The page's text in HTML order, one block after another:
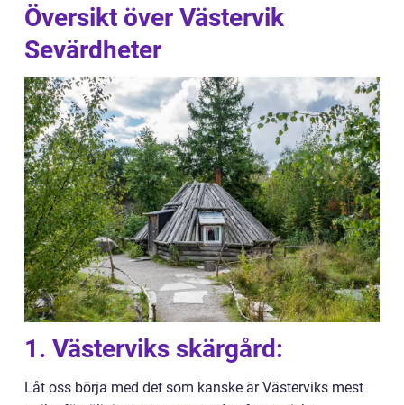
Översikt över Västervik
Sevärdheter
1. Västerviks skärgård:
Låt oss börja med det som kanske är Västerviks mest